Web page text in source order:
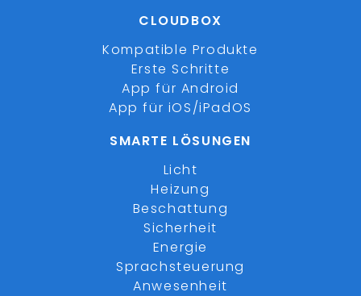
CLOUDBOX
Kompatible Produkte
Erste Schritte
App für Android
App für iOS/iPadOS
SMARTE LÖSUNGEN
Licht
Heizung
Beschattung
Sicherheit
Energie
Sprachsteuerung
Anwesenheit